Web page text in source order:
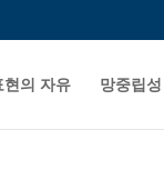
현의 자유 망중립성